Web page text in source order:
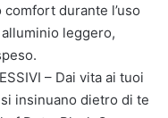
durante l’uso
leggero,
– Dai vita ai tuoi
insinuano dietro di te